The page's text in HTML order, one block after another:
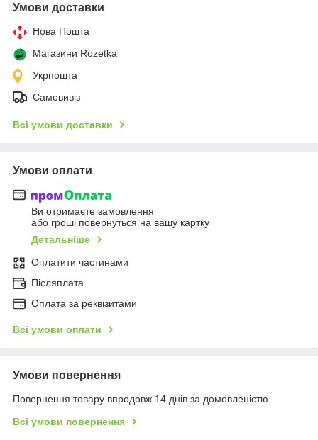
Умови доставки
Нова Пошта
Магазини Rozetka
Укрпошта
Самовивіз
Всі умови доставки
Умови оплати
Ви отримаєте замовлення
або гроші повернуться на вашу картку
Детальніше
Оплатити частинами
Післяплата
Оплата за реквізитами
Всі умови оплати
Умови повернення
Повернення товару впродовж 14 днів за домовленістю
Всі умови повернення